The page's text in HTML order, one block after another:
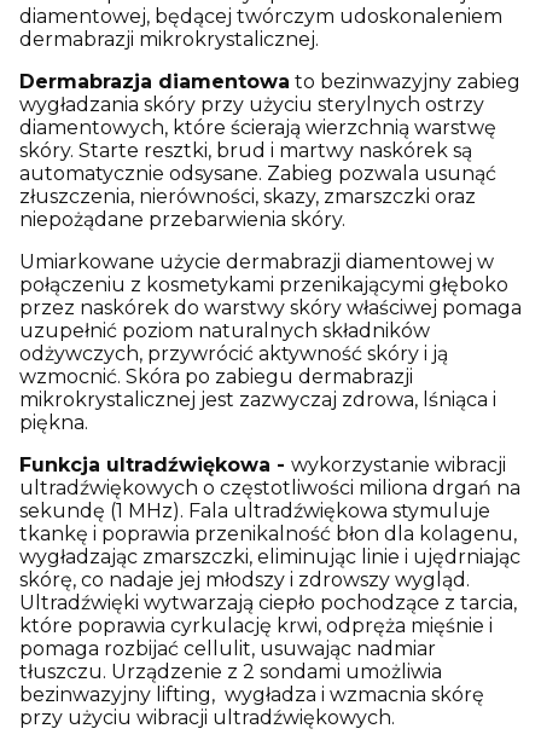
diamentowej, będącej twórczym udoskonaleniem
dermabrazji mikrokrystalicznej.
Dermabrazja diamentowa to bezinwazyjny zabieg
wygładzania skóry przy użyciu sterylnych ostrzy
diamentowych, które ścierają wierzchnią warstwę
skóry. Starte resztki, brud i martwy naskórek są
automatycznie odsysane. Zabieg pozwala usunąć
złuszczenia, nierówności, skazy, zmarszczki oraz
niepożądane przebarwienia skóry.
Umiarkowane użycie dermabrazji diamentowej w
połączeniu z kosmetykami przenikającymi głęboko
przez naskórek do warstwy skóry właściwej pomaga
uzupełnić poziom naturalnych składników
odżywczych, przywrócić aktywność skóry i ją
wzmocnić. Skóra po zabiegu dermabrazji
mikrokrystalicznej jest zazwyczaj zdrowa, lśniąca i
piękna.
Funkcja ultradźwiękowa - wykorzystanie wibracji
ultradźwiękowych o częstotliwości miliona drgań na
sekundę (1 MHz). Fala ultradźwiękowa stymuluje
tkankę i poprawia przenikalność błon dla kolagenu,
wygładzając zmarszczki, eliminując linie i ujędrniając
skórę, co nadaje jej młodszy i zdrowszy wygląd.
Ultradźwięki wytwarzają ciepło pochodzące z tarcia,
które poprawia cyrkulację krwi, odpręża mięśnie i
pomaga rozbijać cellulit, usuwając nadmiar
tłuszczu. Urządzenie z 2 sondami umożliwia
bezinwazyjny lifting, wygładza i wzmacnia skórę
przy użyciu wibracji ultradźwiękowych.